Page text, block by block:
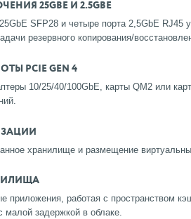
25GBE И 2.5GBE
SFP28 и четыре порта 2,5GbE RJ45
резервного копирования/
PCIE GEN 4
10/25/40/100GbE, карты QM2 или
хранилище и размещение
приложения, работая с пространством
малой задержкой в ​​облаке.